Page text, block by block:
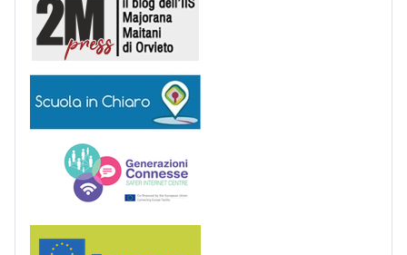
Scuola in chiaro
Erasmus+